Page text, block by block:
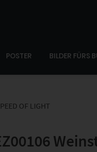
POSTER BILDER FÜRS
OF LIGHT